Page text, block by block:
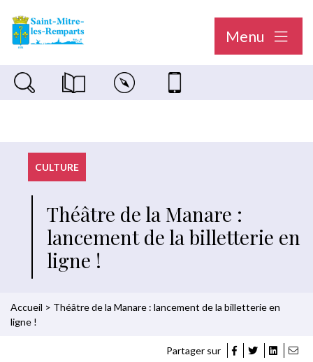
Menu
Recherche sur le siteMagazine municipal "Le Saint-Mitréen"
Carte interactiveNous contacter
CULTURE
Théâtre de la Manare :
lancement de la billetterie en
ligne !
Accueil > Théâtre de la Manare : lancement de la billetterie en
ligne !
Partager sur